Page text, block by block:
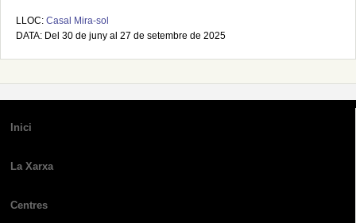
LLOC: Casal Mira-sol
DATA: Del 30 de juny al 27 de setembre de 2025
Inici
La Xarxa
Centres